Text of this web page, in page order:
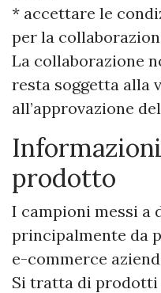
* accettare le
per la
La collaborazione
resta soggetta alla
all’approvazione
prodotto
I campioni messi a
principalmente da
e-commerce
Si tratta di